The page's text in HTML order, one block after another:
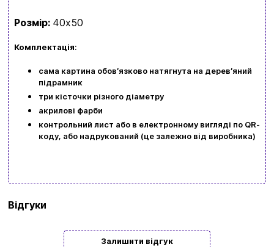
Розмір: 40х50
Комплектація:
сама картина обовʼязково натягнута на деревʼяний
підрамник
три кісточки різного діаметру
акрилові фарби
контрольний лист або в електронному вигляді по QR-
коду, або надрукований (це залежно від виробника)
Відгуки
Залишити відгук
Мова сайту: